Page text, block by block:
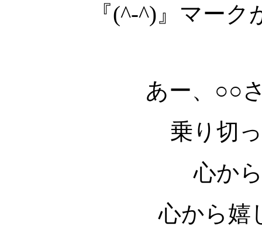
『(^-^)』マー
あー、○○
乗り切
心か
心から嬉